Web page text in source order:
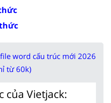
word cấu trúc mới 2026
từ 60k)
của Vietjack: